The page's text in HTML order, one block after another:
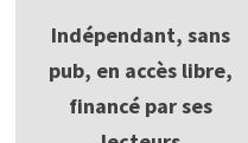
Indépendant, sans
pub, en accès libre,
financé par ses